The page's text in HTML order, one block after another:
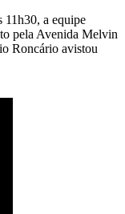
11h30, a equipe
pela Avenida Melvin
Roncário avistou